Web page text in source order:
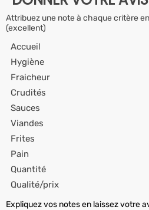
Attribuez une note à chaque critère
(excellent)
Accueil
Hygiène
Fraicheur
Crudités
Sauces
Viandes
Frites
Pain
Quantité
Qualité/prix
Expliquez vos notes en laissez votre